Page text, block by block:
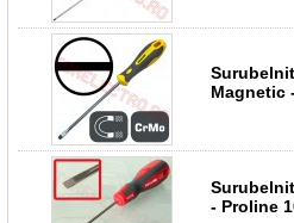
Magnetic
- Proline